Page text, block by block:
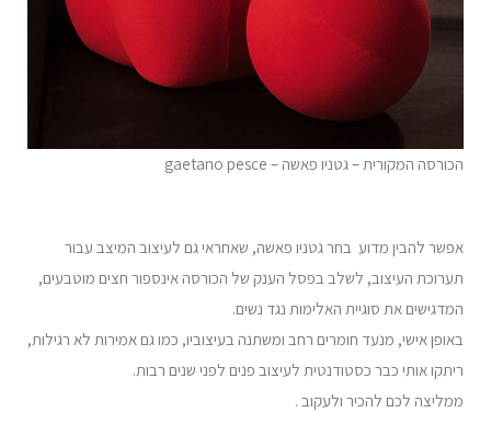
הכורסה המקורית – גטניו פאשה – gaetano pesce
אפשר להבין מדוע בחר גטניו פאשה, שאחראי גם לעיצוב המיצב עבור
תערוכת העיצוב, לשלב בפסל הענק של הכורסה אינספור חצים מוטבעים,
המדגישים את סוגיית האלימות נגד נשים.
באופן אישי, מנעד חומרים רחב ומשתנה בעיצוביו, כמו גם אמירות לא רגילות,
ריתקו אותי כבר כסטודנטית לעיצוב פנים לפני שנים רבות.
ממליצה לכם להכיר ולעקוב .